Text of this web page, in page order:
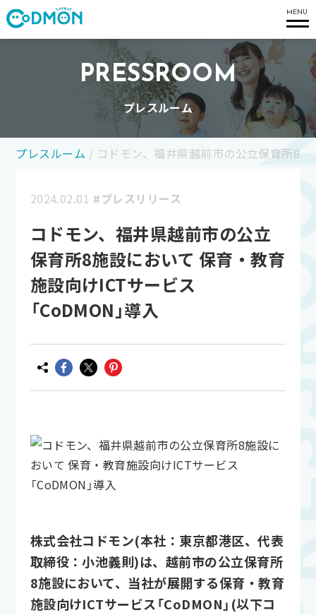
MENU
PRESSROOM
プレスルーム
プレスルーム / コドモン、福井県越前市の公立保育所8
2024.02.01 #プレスリリース
コドモン、福井県越前市の公立
保育所8施設において 保育・教育
施設向けICTサービス
「CoDMON」導入
株式会社コドモン(本社：東京都港区、代表
取締役：小池義則)は、越前市の公立保育所
8施設において、当社が展開する保育・教育
施設向けICTサービス「CoDMON」(以下コ